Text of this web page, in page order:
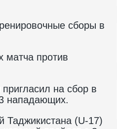
сборы в
матча против
на сбор в
нападающих.
Таджикистана (U-17)